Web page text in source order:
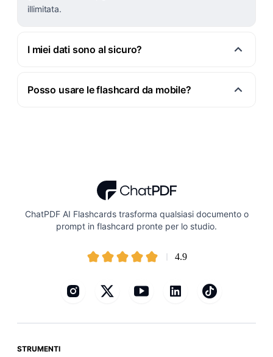
illimitata.
I miei dati sono al sicuro?
Posso usare le flashcard da mobile?
ChatPDF AI Flashcards trasforma qualsiasi documento o
prompt in flashcard pronte per lo studio.
4.9
STRUMENTI